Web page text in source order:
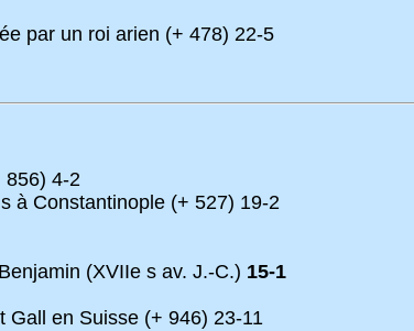
par un roi arien (+ 478) 22-5
856) 4-2
à Constantinople (+ 527) 19-2
(XVIIe s av. J.-C.) 15-1
Gall en Suisse (+ 946) 23-11